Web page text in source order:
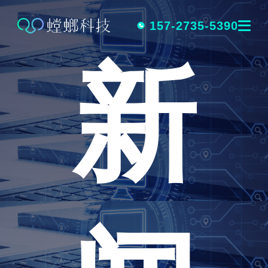
跳
内
容
157-2735-5390
新